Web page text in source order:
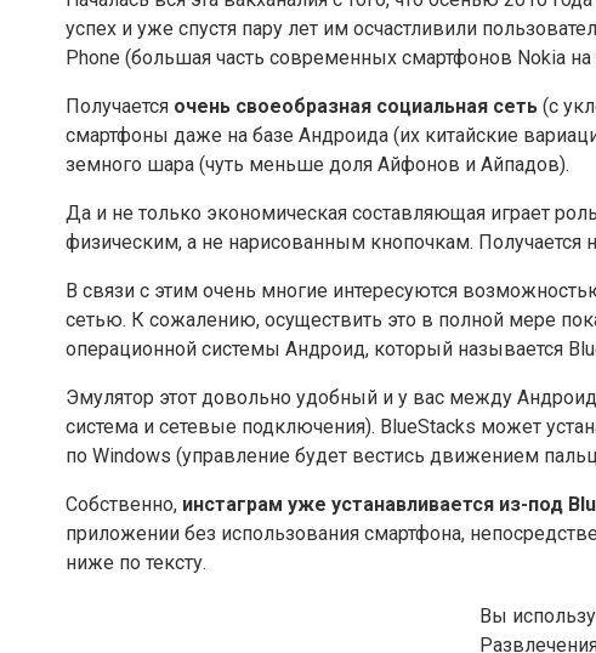
успех и уже спустя пару лет им осчастливили
Phone (большая часть современных смартфонов Nokia на
Получается очень своеобразная социальная сеть (с
смартфоны даже на базе Андроида (их китайские
земного шара (чуть меньше доля Айфонов и Айпадов).
Да и не только экономическая составляющая играет
физическим, а не нарисованным кнопочкам. Получается
В связи с этим очень многие интересуются
сетью. К сожалению, осуществить это в полной мере
операционной системы Андроид, который называется
Эмулятор этот довольно удобный и у вас между
система и сетевые подключения). BlueStacks может
по Windows (управление будет вестись движением
Собственно, инстаграм уже устанавливается из-под
приложении без использования смартфона,
ниже по тексту.
Вы